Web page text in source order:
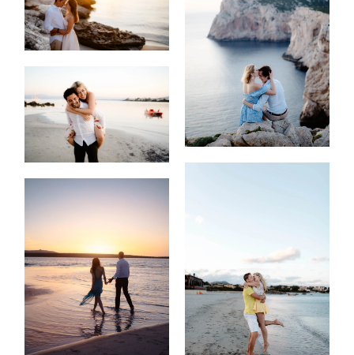
Contatti
About
me
English